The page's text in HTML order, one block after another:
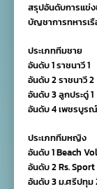
สรุปอันดับการแข่ง
บัญชาการทหารเ
ประเภททีมชาย
อันดับ 1 ราชนาวี 1
อันดับ 2 ราชนาวี 2
อันดับ 3 ลูกประดู่ 1
อันดับ 4 เพชรบูร
ประเภททีมหญิง
อันดับ 1 Beach
อันดับ 2 Rs. Sport
อันดับ 3 ม.ศรีปทุม